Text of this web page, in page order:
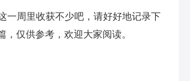
一周里收获不少吧，请好好地记录下
仅供参考，欢迎大家阅读。